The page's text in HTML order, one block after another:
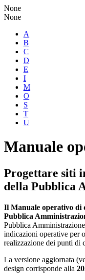
None
None
A
B
C
D
E
I
M
O
S
T
U
Manuale
Progettare siti
della Pubblica
Il Manuale operativo di
Pubblica
Pubblica
indicazioni operative per
realizzazione dei punti di
La versione aggiornata
design corrisponde alla